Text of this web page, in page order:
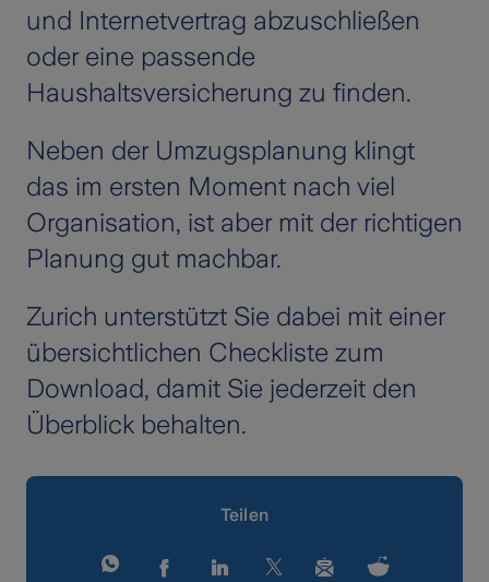
und Internetvertrag abzuschließen
oder eine passende
Haushaltsversicherung zu finden.
Neben der Umzugsplanung klingt
das im ersten Moment nach viel
Organisation, ist aber mit der richtigen
Planung gut machbar.
Zurich unterstützt Sie dabei mit einer
übersichtlichen Checkliste zum
Download, damit Sie jederzeit den
Überblick behalten.
Teilen